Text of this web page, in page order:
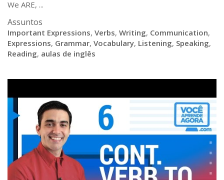
We ARE, ...
Assuntos
Important Expressions, Verbs, Writing, Communication,
Expressions, Grammar, Vocabulary, Listening, Speaking,
Reading, aulas de inglês